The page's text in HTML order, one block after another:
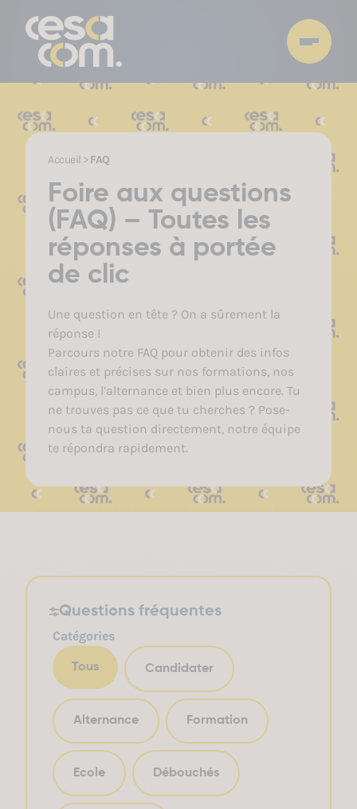
Accueil > FAQ
Foire aux questions
(FAQ) – Toutes les
réponses à portée
de clic
Une question en tête ? On a sûrement la
réponse !
Parcours notre FAQ pour obtenir des infos
claires et précises sur nos formations, nos
campus, l’alternance et bien plus encore. Tu
ne trouves pas ce que tu cherches ? Pose-
nous ta question directement, notre équipe
te répondra rapidement.
Questions fréquentes
Catégories
Catégories FAQ
Tous Candidater
Alternance Formation
Ecole Débouchés